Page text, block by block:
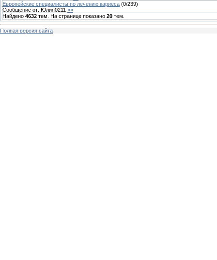
Европейские специалисты по лечению кариеса (0/239)
Сообщение от: Юлия0211 »»
Найдено 4632 тем. На странице показано 20 тем.
Полная версия сайта